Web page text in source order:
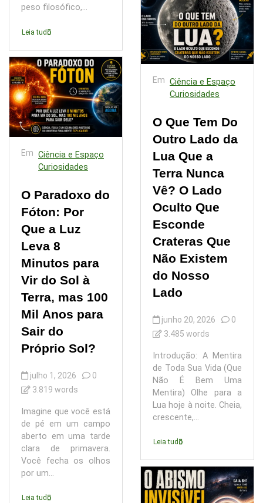
peso filosófico,...
Leia tudo
Em Ciência e Espaço
Curiosidades
O Paradoxo do
Fóton: Por
Que a Luz
Leva 8
Minutos para
Vir do Sol à
Terra, mas 100
Mil Anos para
Sair do
Próprio Sol?
julho 1, 2026
0
3.819 words
Imagine que você está
de pé em um campo
aberto em uma tarde
clara de primavera.
Você fecha os olhos
por um...
Leia tudo
Em Ciência e Espaço
Curiosidades
O Que Tem Do
Outro Lado da
Lua Que a
Terra Nunca
Vê? O Lado
Oculto Que
Esconde
Crateras Que
Não Existem
do Nosso
Lado
junho 20, 2026
0
3.485 words
Introdução: A Mentira
de Toda Sua Vida (Que
Não É Bem Uma
Mentira) Olhe para a
Lua hoje à noite. Cheia,
crescente,...
Leia tudo